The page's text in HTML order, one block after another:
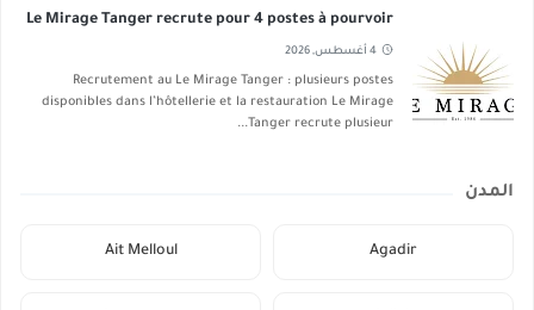
Le Mirage Tanger recrute pour 4 postes à pourvoir
4 أغسطس, 2026
Recrutement au Le Mirage Tanger : plusieurs postes
disponibles dans l’hôtellerie et la restauration Le Mirage
Tanger recrute plusieur...
المدن
Agadir
Ait Melloul